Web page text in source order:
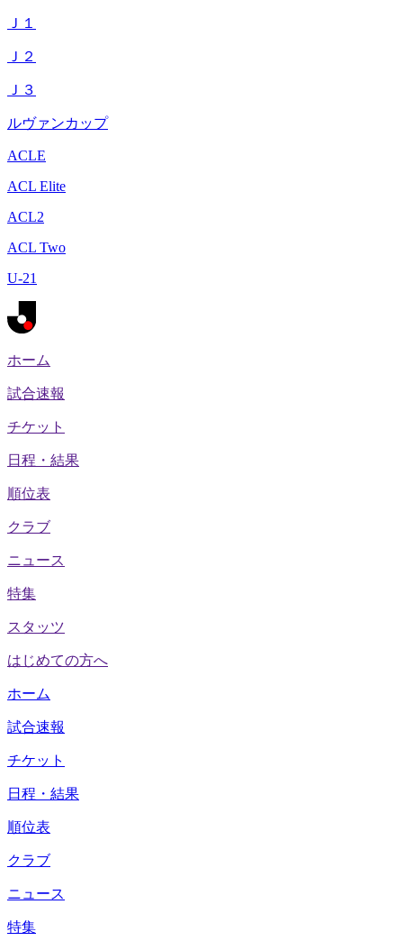
Ｊ１
Ｊ２
Ｊ３
ルヴァンカップ
ACLE
ACL Elite
ACL2
ACL Two
U-21
ホーム
試合速報
チケット
日程・結果
順位表
クラブ
ニュース
特集
スタッツ
はじめての方へ
ホーム
試合速報
チケット
日程・結果
順位表
クラブ
ニュース
特集